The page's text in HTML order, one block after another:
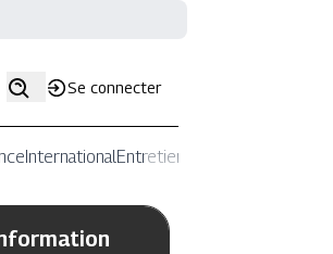
Se connecter
InternationalEntretiens